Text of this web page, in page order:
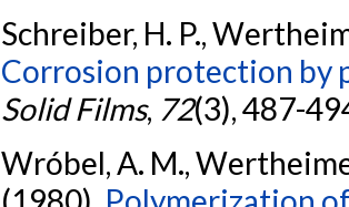
Schreiber, H. P.,
Corrosion protection by
Solid Films, 72(3), 487-
Wróbel, A. M.,